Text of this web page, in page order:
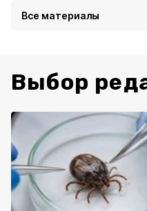
Все материалы
Выбор